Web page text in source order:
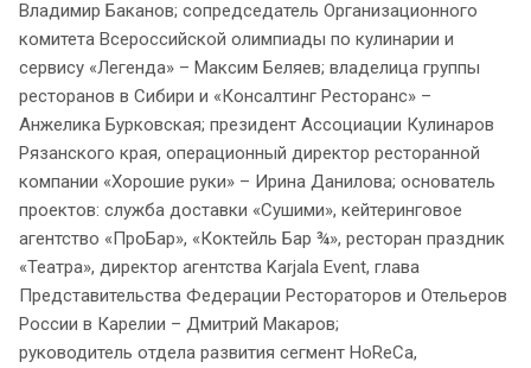
Владимир Баканов; сопредседатель Организационного
комитета Всероссийской олимпиады по кулинарии и
сервису «Легенда» – Максим Беляев; владелица группы
ресторанов в Сибири и «Консалтинг Ресторанс» –
Анжелика Бурковская; президент Ассоциации Кулинаров
Рязанского края, операционный директор ресторанной
компании «Хорошие руки» – Ирина Данилова; основатель
проектов: служба доставки «Сушими», кейтеринговое
агентство «ПроБар», «Коктейль Бар ¾», ресторан праздник
«Театра», директор агентства Karjala Event, глава
Представительства Федерации Рестораторов и Отельеров
России в Карелии – Дмитрий Макаров;
руководитель отдела развития сегмент HoReCa,